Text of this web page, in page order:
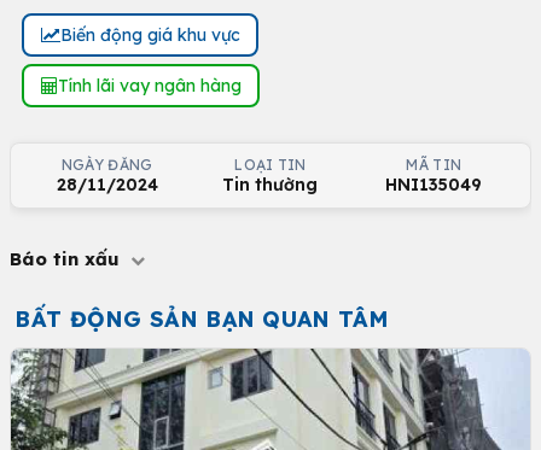
Biến động giá khu vực
Tính lãi vay ngân hàng
NGÀY ĐĂNG
28/11/2024
LOẠI TIN
Tin thường
MÃ TIN
HNI135049
Báo tin xấu
BẤT ĐỘNG SẢN BẠN QUAN TÂM